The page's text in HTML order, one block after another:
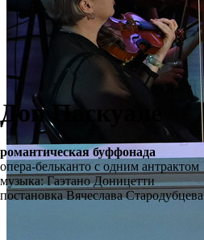
Дон Паскуале
романтическая буффонада
опера-бельканто с одним антрактом
музыка: Гаэтано Доницетти
постановка Вячеслава Стародубцева